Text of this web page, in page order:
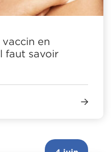
en
faut savoir